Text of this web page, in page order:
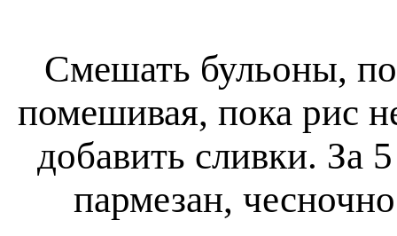
Смешать бульоны,
помешивая, пока рис
добавить сливки. За
пармезан,